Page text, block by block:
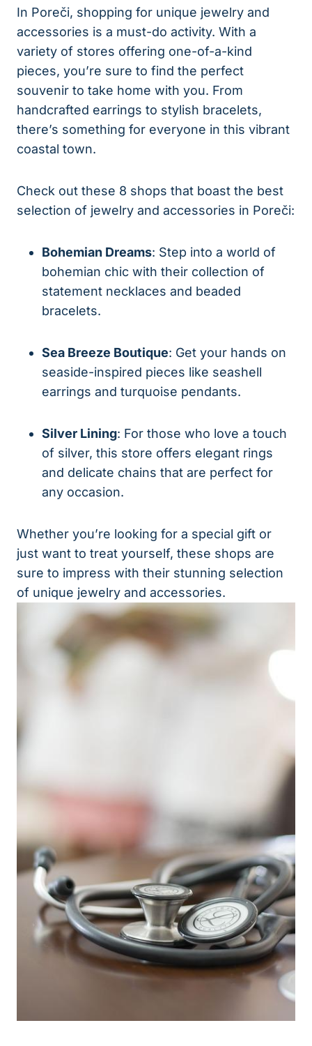
In Poreči, shopping for unique jewelry and
accessories is a must-do activity. With a
variety of stores offering one-of-a-kind
pieces, you’re sure to find the perfect
souvenir to take home with you. From
handcrafted earrings to stylish bracelets,
there’s something for everyone in this vibrant
coastal town.
Check out these 8 shops that boast the best
selection of jewelry and accessories in Poreči:
Bohemian Dreams: Step into a world of
bohemian chic with their collection of
statement necklaces and beaded
bracelets.
Sea Breeze Boutique: Get your hands on
seaside-inspired pieces like seashell
earrings and turquoise pendants.
Silver Lining: For those who love a touch
of silver, this store offers elegant rings
and delicate chains that are perfect for
any occasion.
Whether you’re looking for a special gift or
just want to treat yourself, these shops are
sure to impress with their stunning selection
of unique jewelry and accessories.